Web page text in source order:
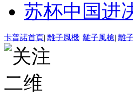
苏杯中国进
卡普諾首頁| 離子風機| 離子風槍| 離